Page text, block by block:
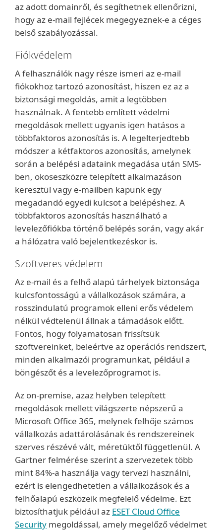
az adott domainről, és segíthetnek ellenőrizni,
hogy az e-mail fejlécek megegyeznek-e a céges
belső szabályozással.
Fiókvédelem
A felhasználók nagy része ismeri az e-mail
fiókokhoz tartozó azonosítást, hiszen ez az a
biztonsági megoldás, amit a legtöbben
használnak. A fentebb említett védelmi
megoldások mellett ugyanis igen hatásos a
többfaktoros azonosítás is. A legelterjedtebb
módszer a kétfaktoros azonosítás, amelynek
során a belépési adataink megadása után SMS-
ben, okoseszközre telepített alkalmazáson
keresztül vagy e-mailben kapunk egy
megadandó egyedi kulcsot a belépéshez. A
többfaktoros azonosítás használható a
levelezőfiókba történő belépés során, vagy akár
a hálózatra való bejelentkezéskor is.
Szoftveres védelem
Az e-mail és a felhő alapú tárhelyek biztonsága
kulcsfontosságú a vállalkozások számára, a
rosszindulatú programok elleni erős védelem
nélkül védtelenül állnak a támadások előtt.
Fontos, hogy folyamatosan frissítsük
szoftvereinket, beleértve az operációs rendszert,
minden alkalmazói programunkat, például a
böngészőt és a levelezőprogramot is.
Az on-premise, azaz helyben telepített
megoldások mellett világszerte népszerű a
Microsoft Office 365, melynek felhője számos
vállalkozás adattárolásának és rendszereinek
szerves részévé vált, méretüktől függetlenül. A
Gartner felmérése szerint a szervezetek több
mint 84%-a használja vagy tervezi használni,
ezért is elengedhetetlen a vállalkozások és a
felhőalapú eszközeik megfelelő védelme. Ezt
biztosíthatjuk például az ESET Cloud Office
Security megoldással, amely megelőző védelmet